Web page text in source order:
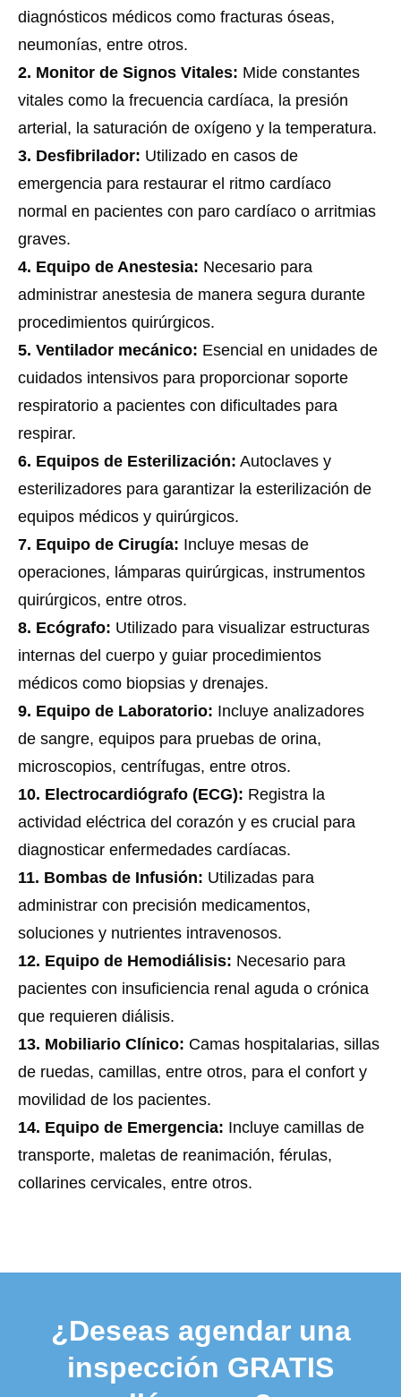
diagnósticos médicos como fracturas óseas,
neumonías, entre otros.
2. Monitor de Signos Vitales: Mide constantes
vitales como la frecuencia cardíaca, la presión
arterial, la saturación de oxígeno y la temperatura.
3. Desfibrilador: Utilizado en casos de
emergencia para restaurar el ritmo cardíaco
normal en pacientes con paro cardíaco o arritmias
graves.
4. Equipo de Anestesia: Necesario para
administrar anestesia de manera segura durante
procedimientos quirúrgicos.
5. Ventilador mecánico: Esencial en unidades de
cuidados intensivos para proporcionar soporte
respiratorio a pacientes con dificultades para
respirar.
6. Equipos de Esterilización: Autoclaves y
esterilizadores para garantizar la esterilización de
equipos médicos y quirúrgicos.
7. Equipo de Cirugía: Incluye mesas de
operaciones, lámparas quirúrgicas, instrumentos
quirúrgicos, entre otros.
8. Ecógrafo: Utilizado para visualizar estructuras
internas del cuerpo y guiar procedimientos
médicos como biopsias y drenajes.
9. Equipo de Laboratorio: Incluye analizadores
de sangre, equipos para pruebas de orina,
microscopios, centrífugas, entre otros.
10. Electrocardiógrafo (ECG): Registra la
actividad eléctrica del corazón y es crucial para
diagnosticar enfermedades cardíacas.
11. Bombas de Infusión: Utilizadas para
administrar con precisión medicamentos,
soluciones y nutrientes intravenosos.
12. Equipo de Hemodiálisis: Necesario para
pacientes con insuficiencia renal aguda o crónica
que requieren diálisis.
13. Mobiliario Clínico: Camas hospitalarias, sillas
de ruedas, camillas, entre otros, para el confort y
movilidad de los pacientes.
14. Equipo de Emergencia: Incluye camillas de
transporte, maletas de reanimación, férulas,
collarines cervicales, entre otros.
¿Deseas agendar una
inspección GRATIS